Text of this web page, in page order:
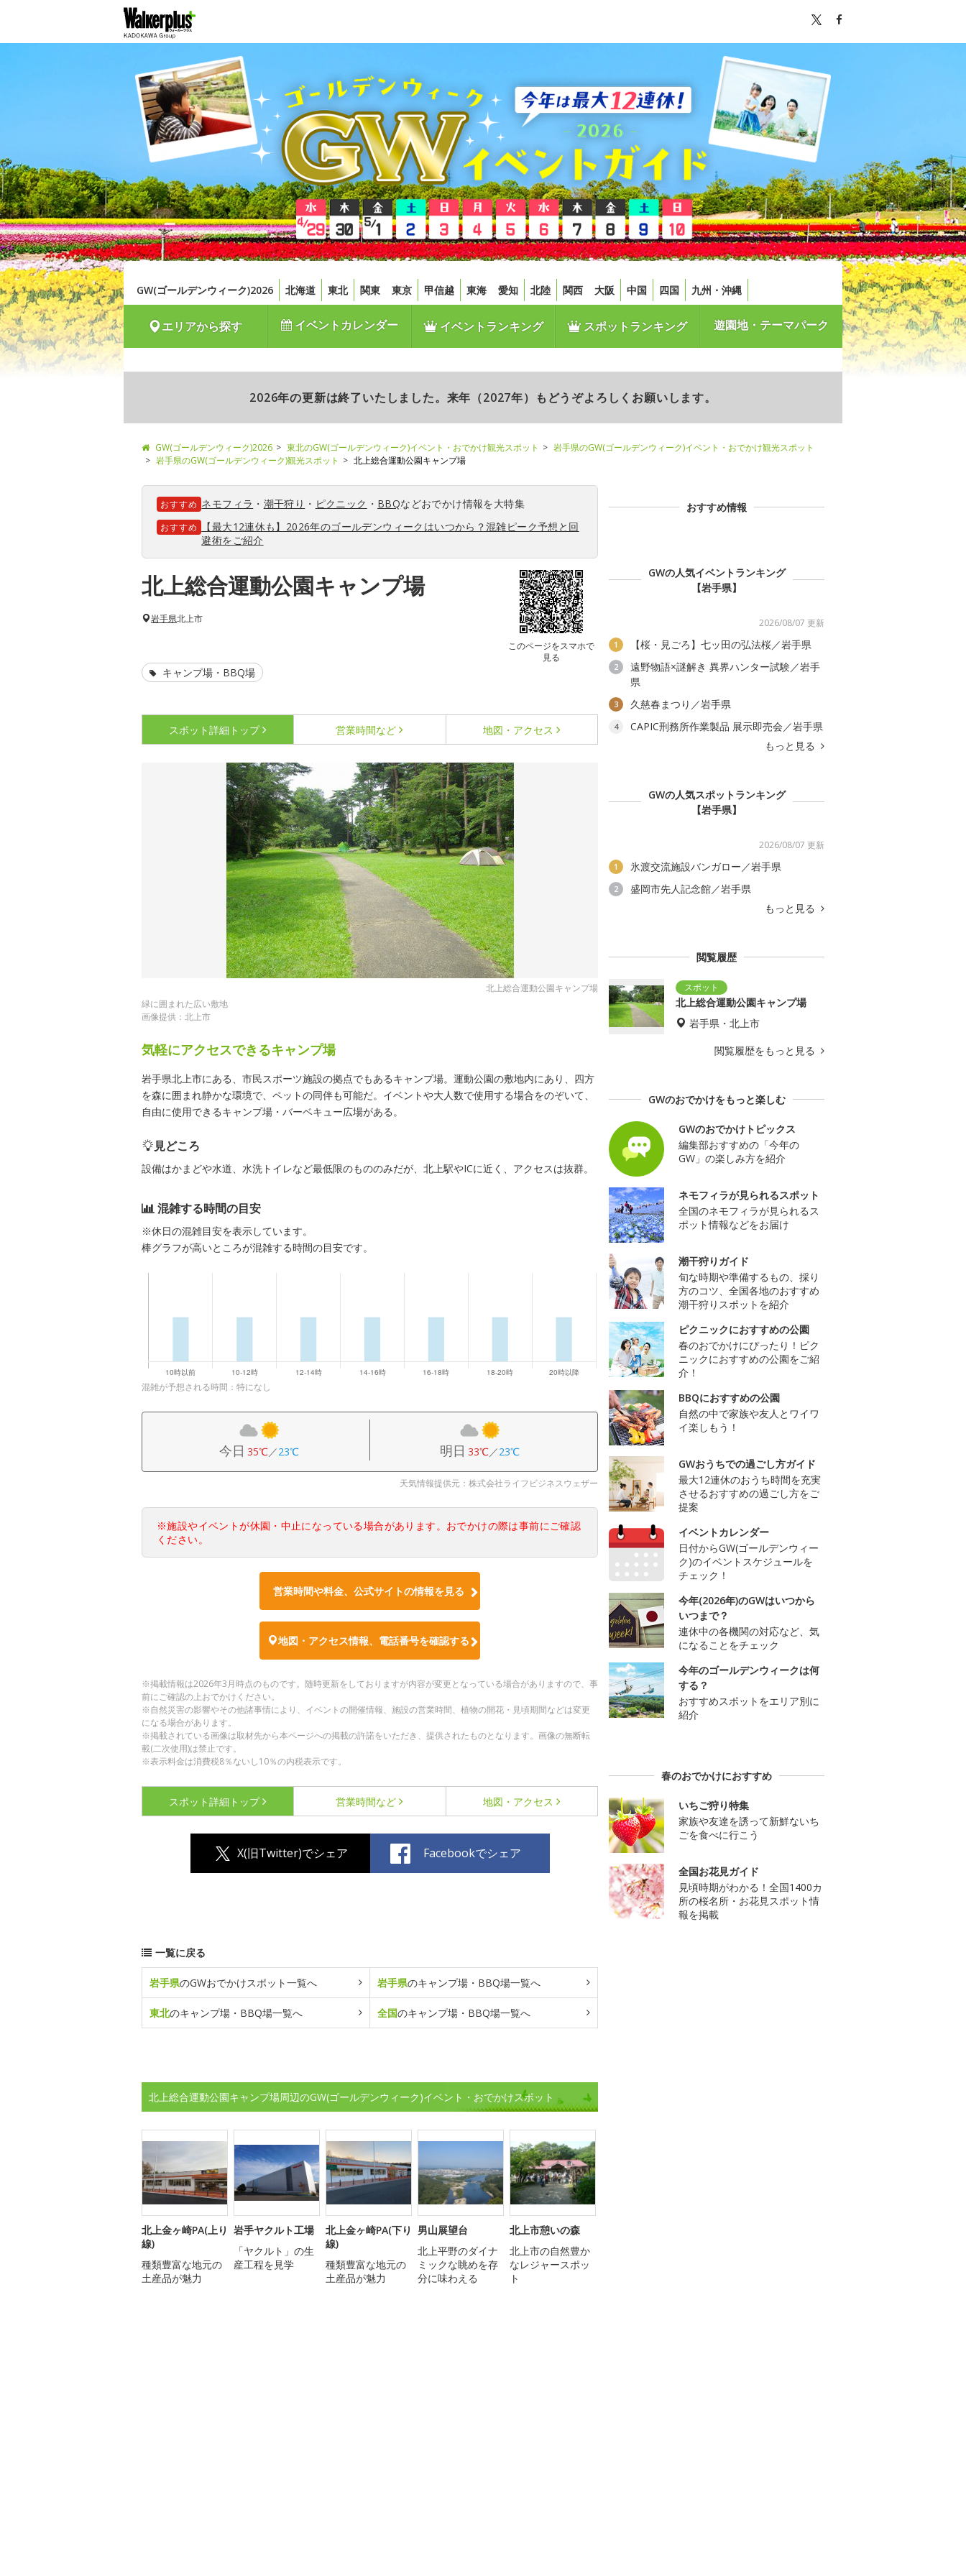
GW(ゴールデンウィーク)2026 北海道 東北 関東 東京 甲信越 東海 愛知 北陸 関西 大阪 中国 四国 九州・沖縄
エリアから探す イベントカレンダー イベントランキング スポットランキング 遊園地・テーマパーク
2026年の更新は終了いたしました。来年（2027年）もどうぞよろしくお願いします。
GW(ゴールデンウィーク)2026 東北のGW(ゴールデンウィーク)イベント・おでかけ観光スポット
岩手県のGW(ゴールデンウィーク)イベント・おでかけ観光スポット
岩手県のGW(ゴールデンウィーク)観光スポット
北上総合運動公園キャンプ場
おすすめ ネモフィラ ・ 潮干狩り ・ ピクニック ・ BBQなどおでかけ情報を大特集
おすすめ
【最大12連休も】2026年のゴールデンウィークはいつから？混雑ピーク予想と回
避術をご紹介
北上総合運動公園キャンプ場
このページをスマホで
見る
岩手県北上市
キャンプ場・BBQ場
スポット詳細 トップ 営業時間など 地図・アクセス
北上総合運動公園キャンプ場
緑に囲まれた広い敷地
画像提供：北上市
気軽にアクセスできるキャンプ場
岩手県北上市にある、市民スポーツ施設の拠点でもあるキャンプ場。運動公園の敷地内にあり、四方
を森に囲まれ静かな環境で、ペットの同伴も可能だ。イベントや大人数で使用する場合をのぞいて、
自由に使用できるキャンプ場・バーベキュー広場がある。
見どころ
設備はかまどや水道、水洗トイレなど最低限のもののみだが、北上駅やICに近く、アクセスは抜群。
混雑する時間の目安
※休日の混雑目安を表示しています。
棒グラフが高いところが混雑する時間の目安です。
混雑が予想される時間：特になし
今日 35℃／23℃ 明日 33℃／23℃
天気情報提供元：株式会社ライフビジネスウェザー
※施設やイベントが休園・中止になっている場合があります。おでかけの際は事前にご確認
ください。
営業時間や料金、公式サイトの情報を見る
地図・アクセス情報、電話番号を確認する
※掲載情報は2026年3月時点のものです。随時更新をしておりますが内容が変更となっている場合がありますので、事
前にご確認の上おでかけください。
※自然災害の影響やその他諸事情により、イベントの開催情報、施設の営業時間、植物の開花・見頃期間などは変更
になる場合があります。
※掲載されている画像は取材先から本ページへの掲載の許諾をいただき、提供されたものとなります。画像の無断転
載(二次使用)は禁止です。
※表示料金は消費税8％ないし10％の内税表示です。
スポット詳細 トップ 営業時間など 地図・アクセス
X(旧Twitter)でシェア Facebookでシェア
一覧に戻る
岩手県のGWおでかけスポット一覧へ 岩手県のキャンプ場・BBQ場一覧へ
東北のキャンプ場・BBQ場一覧へ 全国のキャンプ場・BBQ場一覧へ
北上総合運動公園キャンプ場周辺のGW(ゴールデンウィーク)イベント・おでかけスポット
北上金ヶ崎PA(上り
線)
種類豊富な地元の
土産品が魅力
岩手ヤクルト工場
「ヤクルト」の生
産工程を見学
北上金ヶ崎PA(下り
線)
種類豊富な地元の
土産品が魅力
男山展望台
北上平野のダイナ
ミックな眺めを存
分に味わえる
北上市憩いの森
北上市の自然豊か
なレジャースポッ
ト
おすすめ情報
GWの人気イベントランキング
【岩手県】
2026/08/07 更新
1 【桜・見ごろ】七ッ田の弘法桜／岩手県
2
遠野物語×謎解き 異界ハンター試験／岩手
県
3 久慈春まつり／岩手県
4
CAPIC刑務所作業製品 展示即売会／岩手県
もっと見る
GWの人気スポットランキング
【岩手県】
2026/08/07 更新
1 氷渡交流施設バンガロー／岩手県
2
盛岡市先人記念館／岩手県
もっと見る
閲覧履歴
北上総合運動公園キャンプ場
岩手県・北上市
閲覧履歴をもっと見る
GWのおでかけをもっと楽しむ
GWのおでかけトピックス
編集部おすすめの「今年の
GW」の楽しみ方を紹介
ネモフィラが見られるスポット
全国のネモフィラが見られるス
ポット情報などをお届け
潮干狩りガイド
旬な時期や準備するもの、採り
方のコツ、全国各地のおすすめ
潮干狩りスポットを紹介
ピクニックにおすすめの公園
春のおでかけにぴったり！ピク
ニックにおすすめの公園をご紹
介！
BBQにおすすめの公園
自然の中で家族や友人とワイワ
イ楽しもう！
GWおうちでの過ごし方ガイド
最大12連休のおうち時間を充実
させるおすすめの過ごし方をご
提案
イベントカレンダー
日付からGW(ゴールデンウィー
ク)のイベントスケジュールを
チェック！
今年(2026年)のGWはいつから
いつまで？
連休中の各機関の対応など、気
になることをチェック
今年のゴールデンウィークは何
する？
おすすめスポットをエリア別に
紹介
春のおでかけにおすすめ
いちご狩り特集
家族や友達を誘って新鮮ないち
ごを食べに行こう
全国お花見ガイド
見頃時期がわかる！全国1400カ
所の桜名所・お花見スポット情
報を掲載